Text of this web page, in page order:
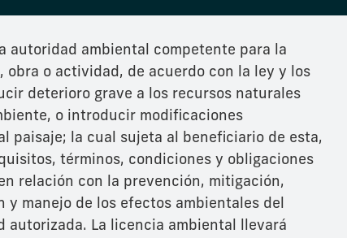
autoridad ambiental competente para la
obra o actividad, de acuerdo con la ley y los
deterioro grave a los recursos naturales
o introducir modificaciones
paisaje; la cual sujeta al beneficiario de esta,
términos, condiciones y obligaciones
relación con la prevención, mitigación,
y manejo de los efectos ambientales del
autorizada. La licencia ambiental llevará